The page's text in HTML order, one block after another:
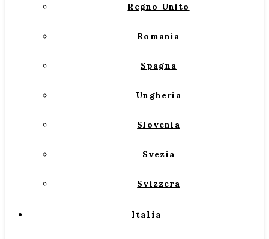
Regno Unito
Romania
Spagna
Ungheria
Slovenia
Svezia
Svizzera
Italia